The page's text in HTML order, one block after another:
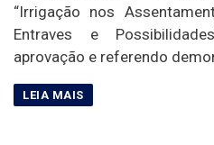
“Irrigação nos
Entraves e
aprovação e referendo